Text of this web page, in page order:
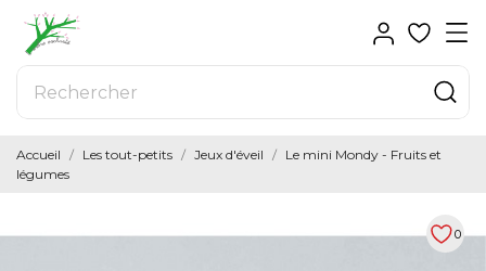
Accueil Les tout-petits Jeux d'éveil
Le mini Mondy - Fruits et
légumes
0